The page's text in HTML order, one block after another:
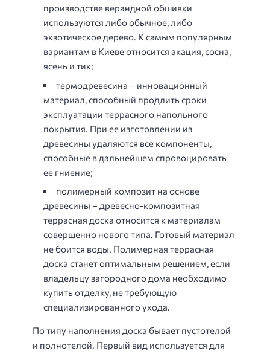
производстве верандной обшивки
используются либо обычное, либо
экзотическое дерево. К самым популярным
вариантам в Киеве относится акация, сосна,
ясень и тик;
термодревесина – инновационный
материал, способный продлить сроки
эксплуатации террасного напольного
покрытия. При ее изготовлении из
древесины удаляются все компоненты,
способные в дальнейшем спровоцировать
ее гниение;
полимерный композит на основе
древесины – древесно-композитная
террасная доска относится к материалам
совершенно нового типа. Готовый материал
не боится воды. Полимерная террасная
доска станет оптимальным решением, если
владельцу загородного дома необходимо
купить отделку, не требующую
специализированного ухода.
По типу наполнения доска бывает пустотелой
и полнотелой. Первый вид используется для